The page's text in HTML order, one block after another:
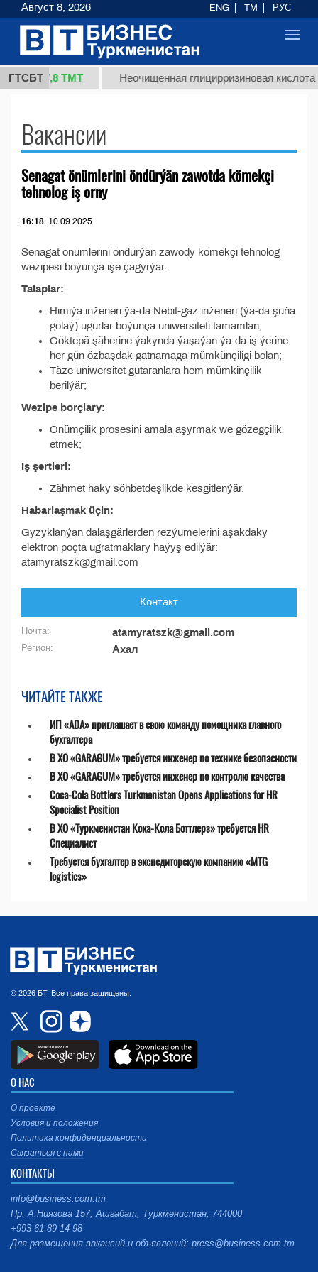
ГТСБТ
(кг.) 37,8 ТМТ Неочищенная глицирризиновая кислота
Вакансии
Senagat önümlerini öndürýän zawotda kömekçi
tehnolog iş orny
16:18 10.09.2025
Senagat önümlerini öndürýän zawody kömekçi tehnolog
wezipesi boýunça işe çagyrýar.
Talaplar:
Himiýa inženeri ýa-da Nebit-gaz inženeri (ýa-da şuňa
golaý) ugurlar boýunça uniwersiteti tamamlan;
⁠Göktepä şäherine ýakynda ýaşaýan ýa-da iş ýerine
her gün özbaşdak gatnamaga mümkünçiligi bolan;
⁠Täze uniwersitet gutaranlara hem mümkinçilik
berilýär;
Wezipe borçlary:
Önümçilik prosesini amala aşyrmak we gözegçilik
etmek;
Iş şertleri:
Zähmet haky söhbetdeşlikde kesgitlenýär.
Habarlaşmak üçin:
Gyzyklanýan dalaşgärlerden rezýumelerini aşakdaky
elektron poçta ugratmaklary haýyş edilýär:
atamyratszk@gmail.com
Контакт
Почта: atamyratszk@gmail.com
Регион: Ахал
ЧИТАЙТЕ ТАКЖЕ
ИП «ADA» приглашает в свою команду помощника главного
бухгалтера
В ХО «GARAGUM» требуется инженер по технике безопасности
В ХО «GARAGUM» требуется инженер по контролю качества
Coca-Cola Bottlers Turkmenistan Opens Applications for HR
Specialist Position
В ХО «Туркменистан Кока-Кола Боттлерз» требуется HR
Специалист
Требуется бухгалтер в экспедиторскую компанию «MTG
logistics»
© 2026 БТ. Все права защищены.
О НАС
О проекте
Условия и положения
Политика конфиденциальности
Связаться с нами
КОНТАКТЫ
info@business.com.tm
Пр. А.Ниязова 157, Ашгабат, Туркменистан, 744000
+993 61 89 14 98
Для размещения вакансий и объявлений: press@business.com.tm
Август 8, 2026 ENG TM РУС